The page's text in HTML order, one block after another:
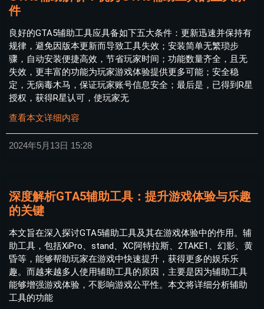
件
良好的GTA5辅助工具应具备如下五大条件：更新迅速并保持有
规律，避免因版本更新而导致工具失效；安装简单无繁琐步
骤，自动安装便捷高效，节省玩家时间；功能数量齐全，且无
失效，更丰富的功能为玩家游戏体验提供更多可能；安全稳
定，无病毒木马，保证玩家账号信息安全；最后是，已得到R星
授权，获得R星认可，使玩家无
查看本文详细内容
2024年5月13日 15:28
深度解析GTA5辅助工具：提升游戏体验与乐趣
的关键
本文旨在深入探讨GTA5辅助工具及其在游戏体验中的作用。辅
助工具，包括XiPro、stand、XC阿特拉斯、2TAKE1、幻影、黄
昏等，能够帮助玩家在游戏中快速提升，获得更多的娱乐乐
趣。而越来越多人使用辅助工具的原因，主要是因为辅助工具
能够增强游戏体验，不影响游戏公平性。本文将详细分析辅助
工具的功能